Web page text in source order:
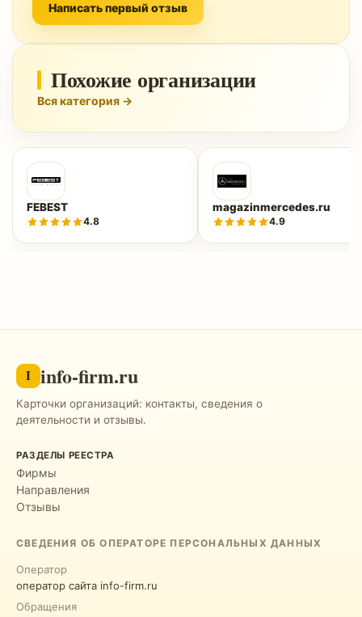
Написать первый отзыв
Похожие организации
Вся категория →
FEBEST
4.8
magazinmercedes.ru
4.9
I info-firm.ru
Карточки организаций: контакты, сведения о
деятельности и отзывы.
РАЗДЕЛЫ РЕЕСТРА
Фирмы
Направления
Отзывы
СВЕДЕНИЯ ОБ ОПЕРАТОРЕ ПЕРСОНАЛЬНЫХ ДАННЫХ
Оператор
оператор сайта info-firm.ru
Обращения